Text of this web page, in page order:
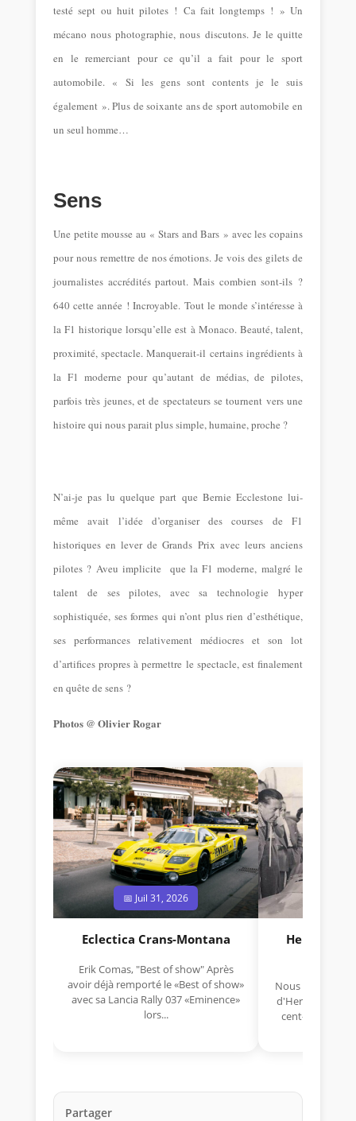
testé sept ou huit pilotes ! Ca fait longtemps ! » Un
mécano nous photographie, nous discutons. Je le quitte
en le remerciant pour ce qu’il a fait pour le sport
automobile. « Si les gens sont contents je le suis
également ».Plus de soixante ans de sport automobile en
un seul homme…
Sens
Une petite mousse au « Stars and Bars » avec les copains
pour nous remettre de nos émotions. Je vois des gilets de
journalistes accrédités partout. Mais combien sont-ils ?
640 cette année ! Incroyable. Tout le monde s’intéresse à
la F1 historique lorsqu’elle est à Monaco. Beauté, talent,
proximité, spectacle. Manquerait-il certains ingrédients à
la F1 moderne pour qu’autant de médias, de pilotes,
parfois très jeunes, et de spectateurs se tournent vers une
histoire qui nous parait plus simple, humaine, proche ?
N’ai-je pas lu quelque part que Bernie Ecclestone lui-
même avait l’idée d’organiser des courses de F1
historiques en lever de Grands Prix avec leurs anciens
pilotes ? Aveu implicite que la F1 moderne, malgré le
talent de ses pilotes, avec sa technologie hyper
sophistiquée, ses formes qui n’ont plus rien d’esthétique,
ses performances relativement médiocres et son lot
d’artifices propres à permettre le spectacle, est finalement
en quête de sens ?
Photos @ Olivier Rogar
📅 Juil 31, 2026
Eclectica Crans-Montana
Erik Comas, "Best of show" Après
avoir déjà remporté le «Best of show»
avec sa Lancia Rally 037 «Eminence»
lors...
Hermano
Nous avons
d'Hermano Da
cent-unième
Partager